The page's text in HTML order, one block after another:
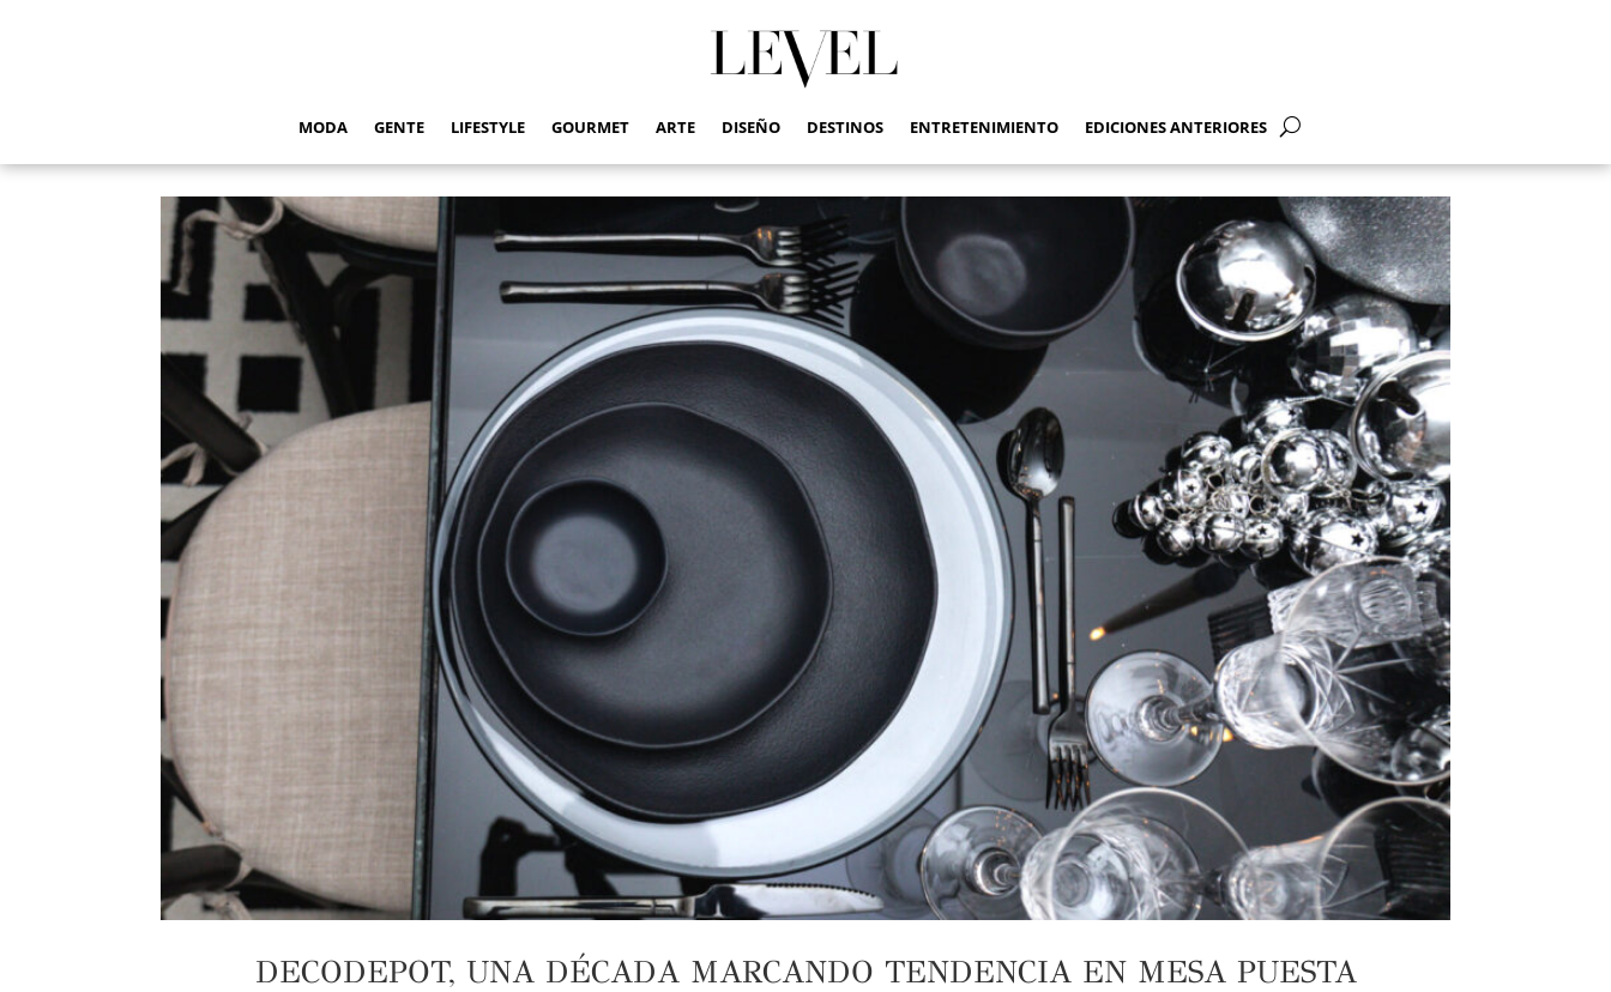
MODA GENTE LIFESTYLE GOURMET ARTE DISEÑO DESTINOS ENTRETENIMIENTO EDICIONES ANTERIORES
DECODEPOT, UNA DÉCADA MARCANDO TENDENCIA EN MESA PUESTA